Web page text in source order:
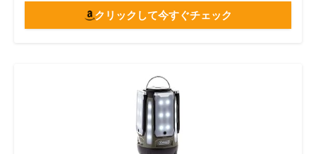
クリックして今すぐチェック